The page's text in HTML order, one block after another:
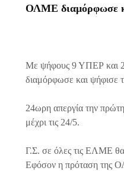
ΟΛΜΕ διαμόρφωσε
Με ψήφους 9 ΥΠΕΡ και
διαμόρφωσε και ψήφισε
24ωρη απεργία την
μέχρι τις 24/5.
Γ.Σ. σε όλες τις ΕΛΜΕ θα
Εφόσον η πρόταση της